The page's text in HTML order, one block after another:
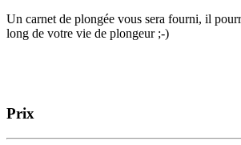
Un carnet de plongée vous sera fourni, il
long de votre vie de plongeur ;-)
Prix